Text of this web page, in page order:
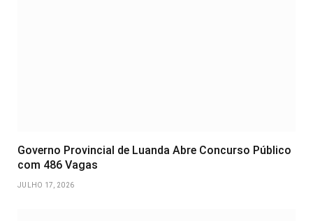
Governo Provincial de Luanda Abre Concurso Público
com 486 Vagas
JULHO 17, 2026